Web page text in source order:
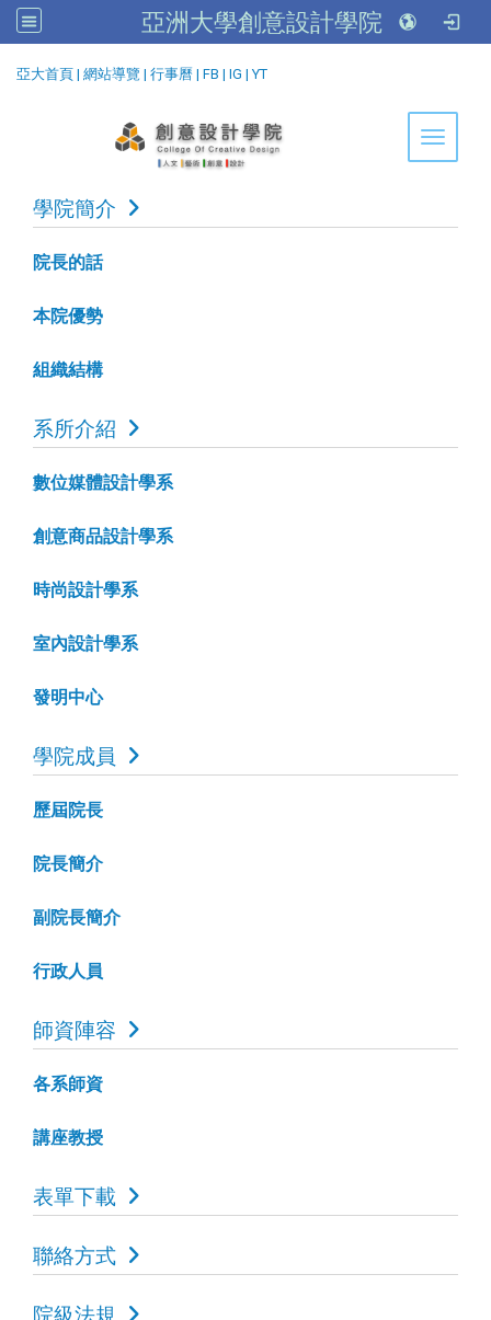
亞洲大學創意設計學院
亞大首頁 | 網站導覽 | 行事曆 | FB | IG | YT
Toggle
學院簡介
院長的話
本院優勢
組織結構
系所介紹
數位媒體設計學系
創意商品設計學系
時尚設計學系
室內設計學系
發明中心
學院成員
歷屆院長
院長簡介
副院長簡介
行政人員
師資陣容
各系師資
講座教授
表單下載
聯絡方式
院級法規